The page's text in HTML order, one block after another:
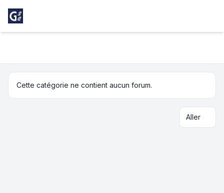
Football
Cette catégorie ne contient aucun forum.
Aller